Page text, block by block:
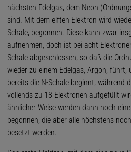
nächsten Edelgas, dem Neon
sind. Mit dem elften Elektron wird
Schale, begonnen. Diese kann zwar
aufnehmen, doch ist bei acht
Schale abgeschlossen, so daß die
wieder zu einem Edelgas, Argon, führt,
bereits die N-Schale beginnt, während
vollends zu 18 Elektronen aufgefüllt
ähnlicher Weise werden dann noch
begonnen, die aber alle höchstens
besetzt werden.